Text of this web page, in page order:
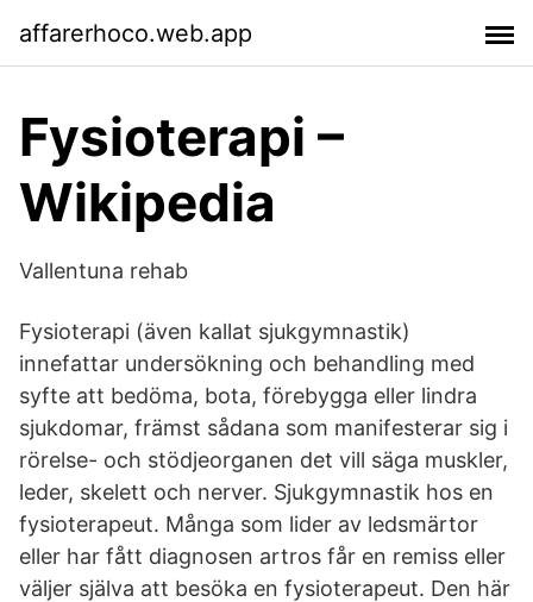
affarerhoco.web.app
Fysioterapi –
Wikipedia
Vallentuna rehab
Fysioterapi (även kallat sjukgymnastik)
innefattar undersökning och behandling med
syfte att bedöma, bota, förebygga eller lindra
sjukdomar, främst sådana som manifesterar sig i
rörelse- och stödjeorganen det vill säga muskler,
leder, skelett och nerver. Sjukgymnastik hos en
fysioterapeut. Många som lider av ledsmärtor
eller har fått diagnosen artros får en remiss eller
väljer själva att besöka en fysioterapeut. Den här